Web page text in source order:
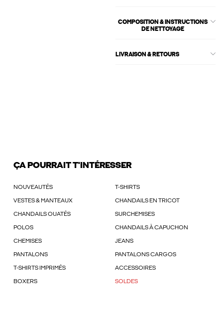
COMPOSITION & INSTRUCTIONS
DE NETTOYAGE
LIVRAISON & RETOURS
ÇA POURRAIT T'INTÉRESSER
NOUVEAUTÉS T-SHIRTS
VESTES & MANTEAUX CHANDAILS EN TRICOT
CHANDAILS OUATÉS SURCHEMISES
POLOS CHANDAILS À CAPUCHON
CHEMISES JEANS
PANTALONS PANTALONS CARGOS
T-SHIRTS IMPRIMÉS ACCESSOIRES
BOXERS SOLDES